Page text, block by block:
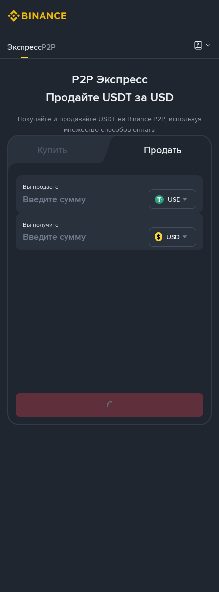
ЭкспрессP2P
P2P Экспресс
Продайте USDT за USD
Покупайте и продавайте USDT на Binance P2P, используя
множество способов оплаты
Купить Продать
Вы получите
USD
Вы продаете
USDT